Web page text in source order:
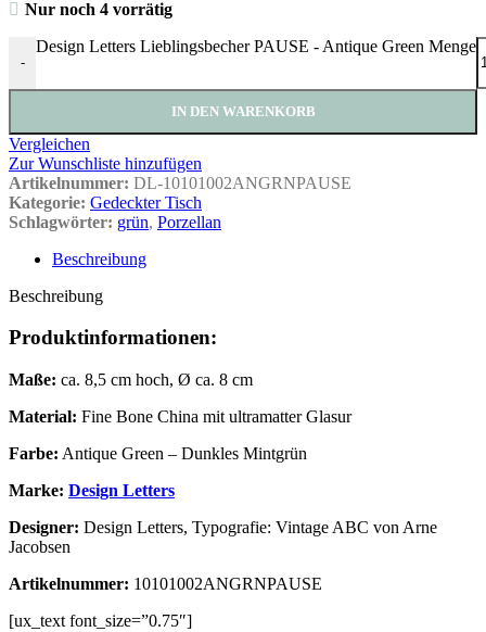
Nur noch 4 vorrätig
-
Design Letters Lieblingsbecher PAUSE - Antique Green Menge
IN DEN WARENKORB
Vergleichen
Zur Wunschliste hinzufügen
Artikelnummer: DL-10101002ANGRNPAUSE
Kategorie: Gedeckter Tisch
Schlagwörter: grün, Porzellan
Beschreibung
Beschreibung
Produktinformationen:
Maße: ca. 8,5 cm hoch, Ø ca. 8 cm
Material: Fine Bone China mit ultramatter Glasur
Farbe: Antique Green – Dunkles Mintgrün
Marke: Design Letters
Designer: Design Letters, Typografie: Vintage ABC von Arne
Jacobsen
Artikelnummer: 10101002ANGRNPAUSE
[ux_text font_size=”0.75″]